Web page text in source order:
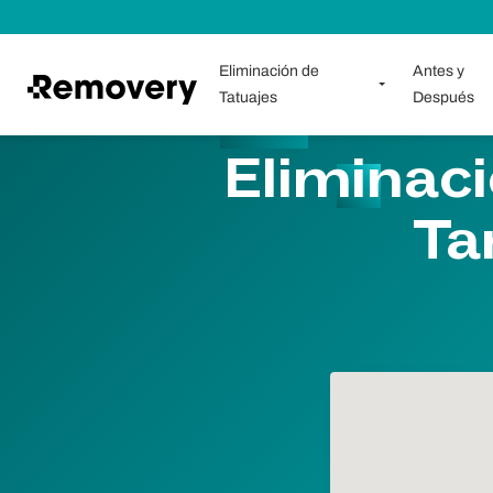
Eliminación de
Tatuajes
Antes y
Después